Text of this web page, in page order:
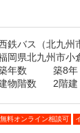
鉄バス（北九州
岡県北九州市小
年数
築8年
物階数
2階建
無料オンライン相談可